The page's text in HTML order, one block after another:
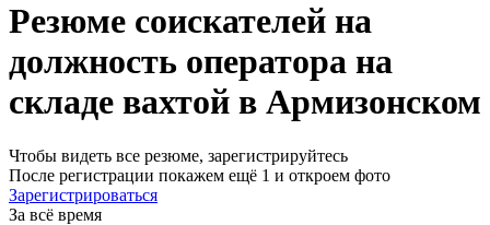
Резюме соискателей на
должность оператора на
складе вахтой в Армизонском
Чтобы видеть все резюме, зарегистрируйтесь
После регистрации покажем ещё 1 и откроем фото
Зарегистрироваться
За всё время